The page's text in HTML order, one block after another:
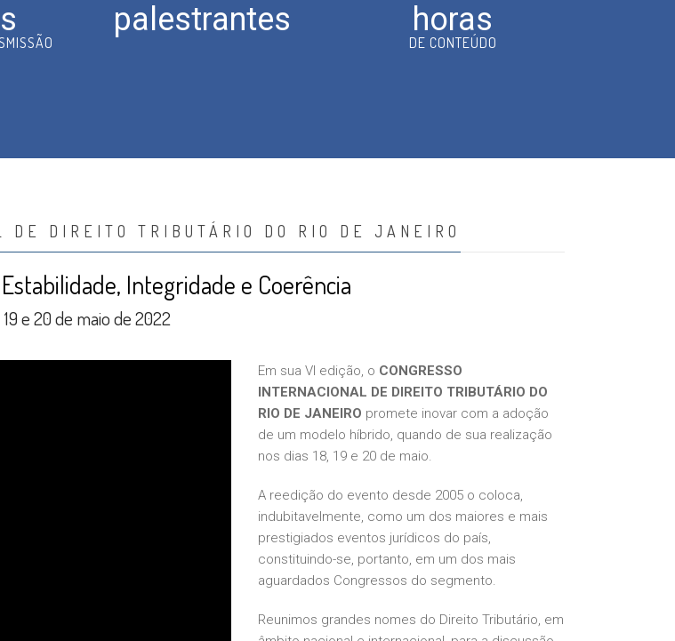
palestrantes
horas
DE CONTEÚDO
DE DIREITO TRIBUTÁRIO DO RIO DE JANEIRO
Integridade e Coerência
19 e 20 de maio de 2022
Em sua VI edição, o CONGRESSO
INTERNACIONAL DE DIREITO TRIBUTÁRIO DO
RIO DE JANEIRO promete inovar com a adoção
de um modelo híbrido, quando de sua realização
nos dias 18, 19 e 20 de maio.
A reedição do evento desde 2005 o coloca,
indubitavelmente, como um dos maiores e mais
prestigiados eventos jurídicos do país,
constituindo-se, portanto, em um dos mais
aguardados Congressos do segmento.
Reunimos grandes nomes do Direito Tributário, em